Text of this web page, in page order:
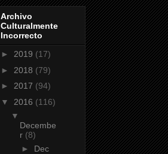
Archivo
Culturalmente
Incorrecto
► 2019 (17)
► 2018 (79)
► 2017 (94)
▼ 2016 (116)
▼
Decembe
r (8)
► Dec